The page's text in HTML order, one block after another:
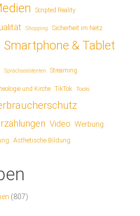
Scripted Reality
Shopping Sicherheit im Netz
Smartphone & Tablet
Sprachassistenten Streaming
und Kirche TikTok Tools
Video Werbung
Ästhetische Bildung
(807)